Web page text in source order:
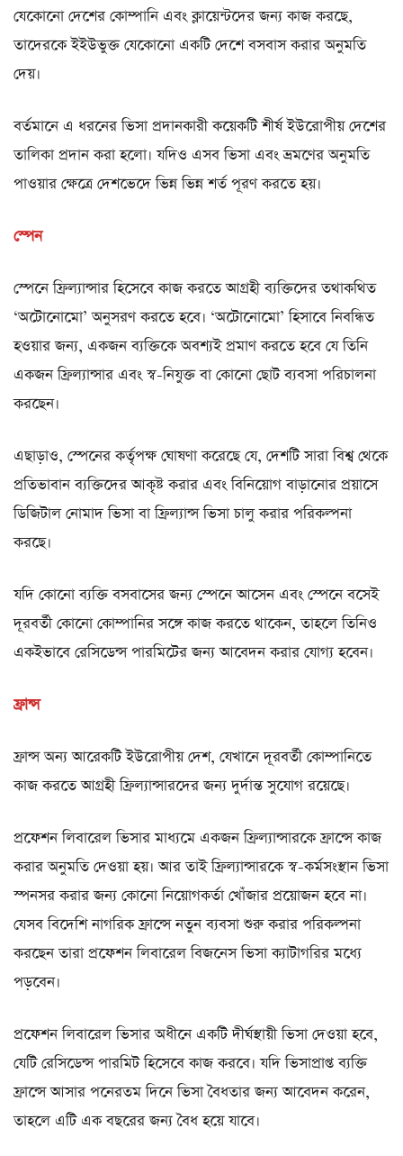
যেকোনো দেশের কোম্পানি এবং ক্লায়েন্টদের জন্য কাজ করছে,
তাদেরকে ইইউভুক্ত যেকোনো একটি দেশে বসবাস করার অনুমতি
দেয়।
বর্তমানে এ ধরনের ভিসা প্রদানকারী কয়েকটি শীর্ষ ইউরোপীয় দেশের
তালিকা প্রদান করা হলো। যদিও এসব ভিসা এবং ভ্রমণের অনুমতি
পাওয়ার ক্ষেত্রে দেশভেদে ভিন্ন ভিন্ন শর্ত পূরণ করতে হয়।
স্পেন
স্পেনে ফ্রিল্যান্সার হিসেবে কাজ করতে আগ্রহী ব্যক্তিদের তথাকথিত
‘অটোনোমো’ অনুসরণ করতে হবে। ‘অটোনোমো’ হিসাবে নিবন্ধিত
হওয়ার জন্য, একজন ব্যক্তিকে অবশ্যই প্রমাণ করতে হবে যে তিনি
একজন ফ্রিল্যান্সার এবং স্ব-নিযুক্ত বা কোনো ছোট ব্যবসা পরিচালনা
করছেন।
এছাড়াও, স্পেনের কর্তৃপক্ষ ঘোষণা করেছে যে, দেশটি সারা বিশ্ব থেকে
প্রতিভাবান ব্যক্তিদের আকৃষ্ট করার এবং বিনিয়োগ বাড়ানোর প্রয়াসে
ডিজিটাল নোমাদ ভিসা বা ফ্রিল্যান্স ভিসা চালু করার পরিকল্পনা
করছে।
যদি কোনো ব্যক্তি বসবাসের জন্য স্পেনে আসেন এবং স্পেনে বসেই
দূরবর্তী কোনো কোম্পানির সঙ্গে কাজ করতে থাকেন, তাহলে তিনিও
একইভাবে রেসিডেন্স পারমিটের জন্য আবেদন করার যোগ্য হবেন।
ফ্রান্স
ফ্রান্স অন্য আরেকটি ইউরোপীয় দেশ, যেখানে দূরবর্তী কোম্পানিতে
কাজ করতে আগ্রহী ফ্রিল্যান্সারদের জন্য দুর্দান্ত সুযোগ রয়েছে।
প্রফেশন লিবারেল ভিসার মাধ্যমে একজন ফ্রিল্যান্সারকে ফ্রান্সে কাজ
করার অনুমতি দেওয়া হয়। আর তাই ফ্রিল্যান্সারকে স্ব-কর্মসংস্থান ভিসা
স্পনসর করার জন্য কোনো নিয়োগকর্তা খোঁজার প্রয়োজন হবে না।
যেসব বিদেশি নাগরিক ফ্রান্সে নতুন ব্যবসা শুরু করার পরিকল্পনা
করছেন তারা প্রফেশন লিবারেল বিজনেস ভিসা ক্যাটাগরির মধ্যে
পড়বেন।
প্রফেশন লিবারেল ভিসার অধীনে একটি দীর্ঘস্থায়ী ভিসা দেওয়া হবে,
যেটি রেসিডেন্স পারমিট হিসেবে কাজ করবে। যদি ভিসাপ্রাপ্ত ব্যক্তি
ফ্রান্সে আসার পনেরতম দিনে ভিসা বৈধতার জন্য আবেদন করেন,
তাহলে এটি এক বছরের জন্য বৈধ হয়ে যাবে।